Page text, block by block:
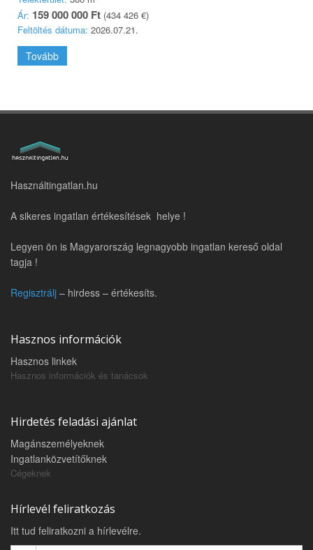
Ár: 159 000 000 Ft (434 426 €)
Feltöltés dátuma: 2026.07.21.
Tovább
Használtingatlan.hu
A sikeres ingatlan értékesítések helye !
Legyen ön is Magyarország legnagyobb ingatlan kereső oldal
tagja !
Regisztrálj – hirdess – értékesíts.
Hasznos információk
Hasznos linkek
Hasznos információk és tanácsok
Hirdetés feladási ajánlat
Magánszemélyeknek
Ingatlanközvetítőknek
Cégeknek
Hírlevél feliratkozás
Itt tud feliratkozni a hírlevélre.